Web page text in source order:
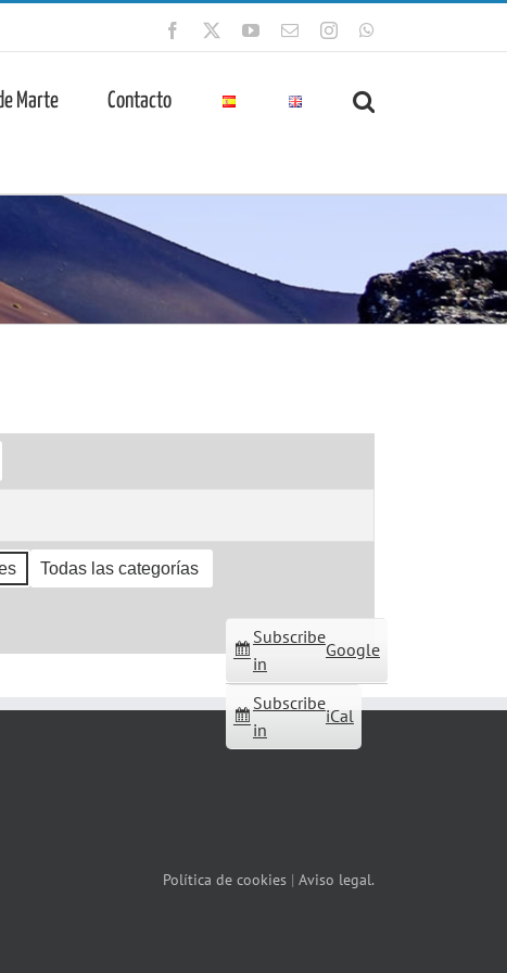
Facebook YouTube
CorreoInstagram
Marte Contacto
Todas las categorías
Subscribe
in
Google
Subscribe
in
iCal
Política de cookies | Aviso legal.